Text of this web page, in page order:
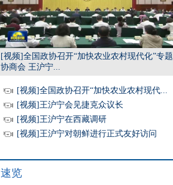
[视频]全国政协召开“加快农业农村现代化”专题
协商会 王沪宁...
[视频]全国政协召开“加快农业农村现代...
[视频]王沪宁会见捷克众议长
[视频]王沪宁在西藏调研
[视频]王沪宁对朝鲜进行正式友好访问
速览